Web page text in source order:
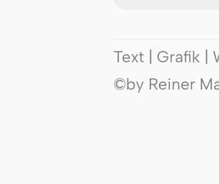
Text | Grafik |
©by Reiner